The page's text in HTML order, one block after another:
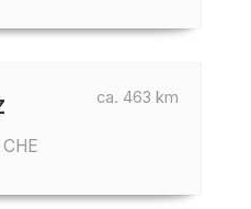
ca. 463 km